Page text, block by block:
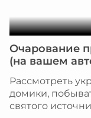
Очарование
(на вашем
Рассмотреть
домики,
святого